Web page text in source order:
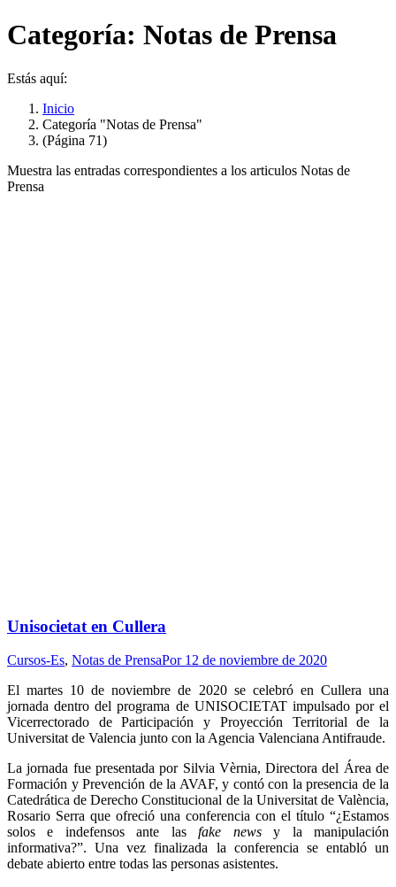
Categoría: Notas de Prensa
Estás aquí:
Inicio
Categoría "Notas de Prensa"
(Página 71)
Muestra las entradas correspondientes a los articulos Notas de
Prensa
Unisocietat en Cullera
Cursos-Es, Notas de PrensaPor 12 de noviembre de 2020
El martes 10 de noviembre de 2020 se celebró en Cullera una
jornada dentro del programa de UNISOCIETAT impulsado por el
Vicerrectorado de Participación y Proyección Territorial de la
Universitat de Valencia junto con la Agencia Valenciana Antifraude.
La jornada fue presentada por Silvia Vèrnia, Directora del Área de
Formación y Prevención de la AVAF, y contó con la presencia de la
Catedrática de Derecho Constitucional de la Universitat de València,
Rosario Serra que ofreció una conferencia con el título “¿Estamos
solos e indefensos ante lasfake newsy la manipulación
informativa?”. Una vez finalizada la conferencia se entabló un
debate abierto entre todas las personas asistentes.